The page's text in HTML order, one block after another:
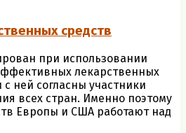
средств
при использовании
лекарственных
с ней согласны участники
всех стран. Именно поэтому
Европы и США работают над